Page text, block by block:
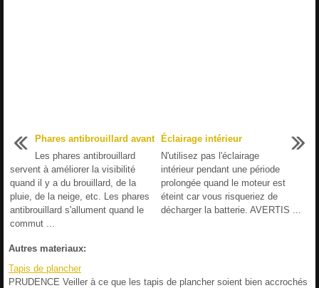
Phares antibrouillard avant
Les phares antibrouillard
servent à améliorer la visibilité
quand il y a du brouillard, de la
pluie, de la neige, etc. Les phares
antibrouillard s'allument quand le
commut ...
Éclairage intérieur
N'utilisez pas l'éclairage
intérieur pendant une période
prolongée quand le moteur est
éteint car vous risqueriez de
décharger la batterie. AVERTIS ...
Autres materiaux:
Tapis de plancher
PRUDENCE Veiller à ce que les tapis de plancher soient bien accrochés